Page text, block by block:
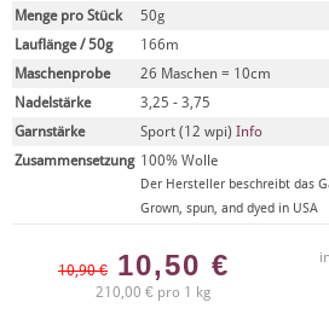
Menge pro Stück
50g
Lauflänge / 50g
166m
Maschenprobe
26 Maschen = 10cm
Nadelstärke
3,25 - 3,75
Garnstärke
Sport (12 wpi) Info
Zusammensetzung 100% Wolle
Der Hersteller beschreibt das
Grown, spun, and dyed in USA
10,90 € 10,50 €
210,00 € pro 1 kg